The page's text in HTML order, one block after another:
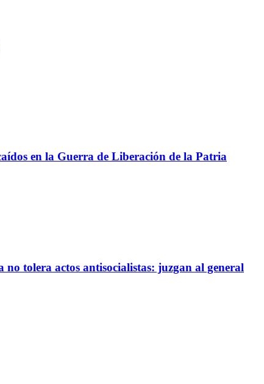
en la Guerra de Liberación de la Patria
tolera actos antisocialistas: juzgan al general